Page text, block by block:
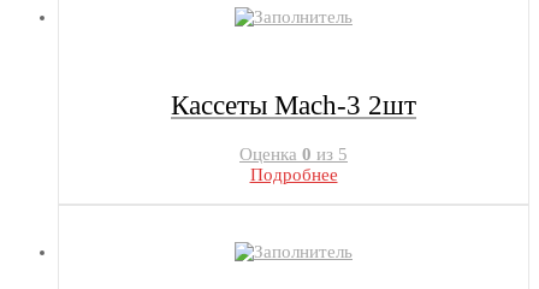
Кассеты Mach-3 2шт
Оценка 0 из 5
Подробнее